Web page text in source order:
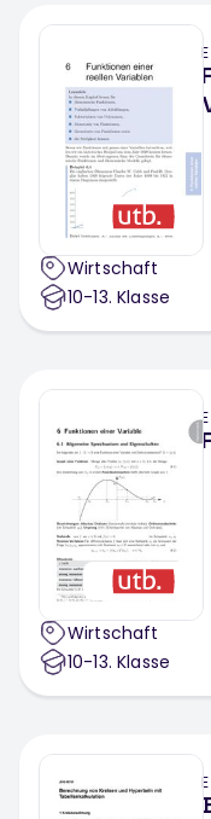
Wirtschaft
10-13. Klasse
Wirtschaft
10-13. Klasse